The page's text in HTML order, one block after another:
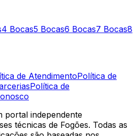
4 Bocas5 Bocas6 Bocas7 Bocas8
de AtendimentoPolítica de
Política de
portal independente
técnicas de Fogões. Todas as